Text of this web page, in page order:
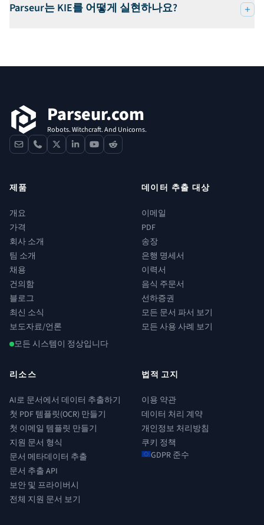
Parseur는 KIE를 어떻게 실현하나요?
Parseur.com
Robots. Witchcraft. And Unicorns.
contactphone
x linkedinyoutube
reddit
제품
개요
가격
회사 소개
팀 소개
채용
건의함
블로그
최신 소식
보도자료/언론
모든 시스템이 정상입니다
데이터 추출 대상
이메일
PDF
송장
은행 명세서
이력서
음식 주문서
선하증권
모든 문서 파서 보기
모든 사용 사례 보기
리소스
AI로 문서에서 데이터 추출하기
첫 PDF 템플릿(OCR) 만들기
첫 이메일 템플릿 만들기
지원 문서 형식
문서 메타데이터 추출
문서 추출 API
보안 및 프라이버시
전체 지원 문서 보기
법적 고지
이용 약관
데이터 처리 계약
개인정보 처리방침
쿠키 정책
GDPR 준수